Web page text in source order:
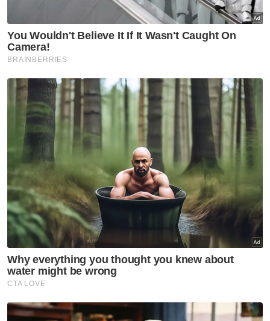
Dua pengarah syarikat
didakwa gagal bayar cukai,
Semasa
Duda anak satu mengaku guna
kekerasan jenayah, cabul
wanita dalam kilang
Dua kanak-kanak lemas di
empangan baru bersahabat
tiga hari - Bapa
Semasa
Basikal, selipar di empangan:
Dua kanak-kanak lelaki
dilaporkan hilang ditemukan
lemas